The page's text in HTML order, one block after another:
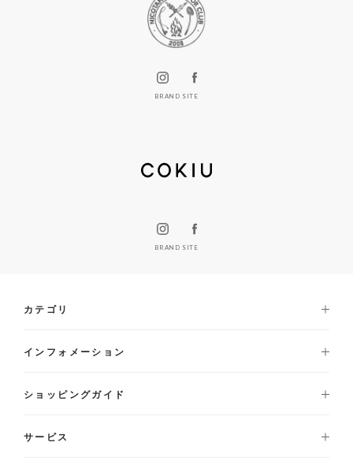
BRAND SITE
BRAND SITE
カテゴリ
インフォメーション
ショッピングガイド
サービス